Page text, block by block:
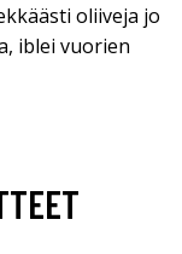
oliiveja jo
iblei vuorien